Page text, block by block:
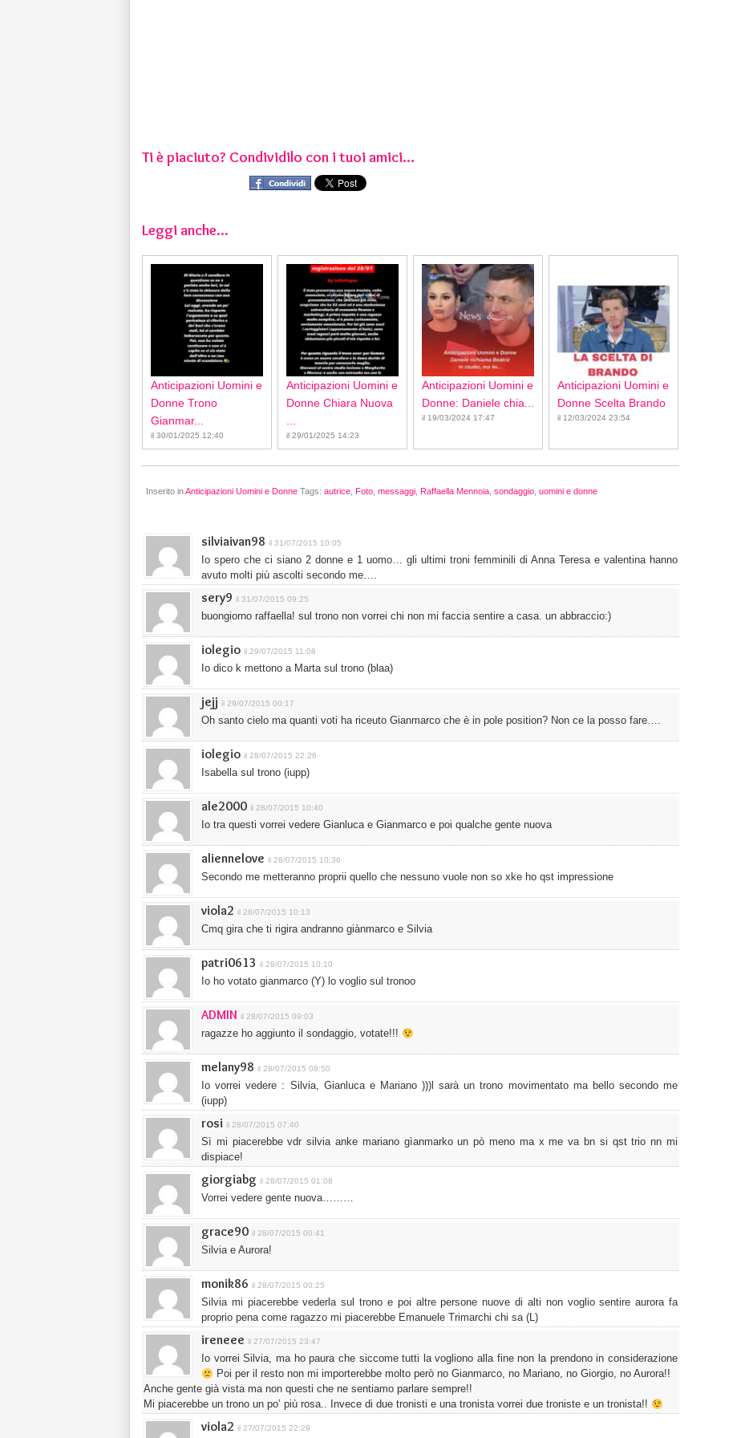
Ti è piaciuto? Condividilo con i tuoi amici...
Leggi anche...
Anticipazioni Uomini e
Donne Trono
Gianmar...
il 30/01/2025 12:40
Anticipazioni Uomini e
Donne Chiara Nuova
...
il 29/01/2025 14:23
Anticipazioni Uomini e
Donne: Daniele chia...
il 19/03/2024 17:47
Anticipazioni Uomini e
Donne Scelta Brando
il 12/03/2024 23:54
Inserito inAnticipazioni Uomini e Donne Tags: autrice Foto messaggi Raffaella Mennoia sondaggio uomini e donne
silviaivan98 il 31/07/2015 10:05
Io spero che ci siano 2 donne e 1 uomo… gli ultimi troni femminili di Anna Teresa e valentina hanno
avuto molti più ascolti secondo me….
sery9 il 31/07/2015 09:25
buongiorno raffaella! sul trono non vorrei chi non mi faccia sentire a casa. un abbraccio:)
iolegio il 29/07/2015 11:08
Io dico k mettono a Marta sul trono (blaa)
jejj il 29/07/2015 00:17
Oh santo cielo ma quanti voti ha riceuto Gianmarco che è in pole position? Non ce la posso fare….
iolegio il 28/07/2015 22:26
Isabella sul trono (iupp)
ale2000 il 28/07/2015 10:40
Io tra questi vorrei vedere Gianluca e Gianmarco e poi qualche gente nuova
aliennelove il 28/07/2015 10:36
Secondo me metteranno proprii quello che nessuno vuole non so xke ho qst impressione
viola2 il 28/07/2015 10:13
Cmq gira che ti rigira andranno giànmarco e Silvia
patri0613 il 28/07/2015 10:10
Io ho votato gianmarco (Y) lo voglio sul tronoo
ADMIN il 28/07/2015 09:03
ragazze ho aggiunto il sondaggio, votate!!!
melany98 il 28/07/2015 08:50
Io vorrei vedere : Silvia, Gianluca e Mariano )))l sarà un trono movimentato ma bello secondo me
(iupp)
rosi il 28/07/2015 07:40
Sì mi piacerebbe vdr silvia anke mariano gìanmarko un pò meno ma x me va bn si qst trio nn mi
dispiace!
giorgiabg il 28/07/2015 01:08
Vorrei vedere gente nuova………
grace90 il 28/07/2015 00:41
Silvia e Aurora!
monik86 il 28/07/2015 00:25
Silvia mi piacerebbe vederla sul trono e poi altre persone nuove di alti non voglio sentire aurora fa
proprio pena come ragazzo mi piacerebbe Emanuele Trimarchi chi sa (L)
ireneee il 27/07/2015 23:47
Io vorrei Silvia, ma ho paura che siccome tutti la vogliono alla fine non la prendono in considerazione
Poi per il resto non mi importerebbe molto però no Gianmarco, no Mariano, no Giorgio, no Aurora!!
Anche gente già vista ma non questi che ne sentiamo parlare sempre!!
Mi piacerebbe un trono un po’ più rosa.. Invece di due tronisti e una tronista vorrei due troniste e un tronista!!
viola2 il 27/07/2015 22:29